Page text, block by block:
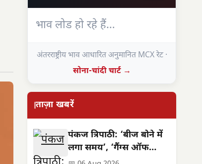
भाव लोड हो रहे हैं…
अंतरराष्ट्रीय भाव आधारित अनुमानित MCX रेट ·
सोना-चांदी चार्ट →
ताज़ा खबरें
पंकज त्रिपाठी: ‘बीज बोने में
लगा समय’, ‘गैंग्स ऑफ
वासेपुर’ से पहले का सफर